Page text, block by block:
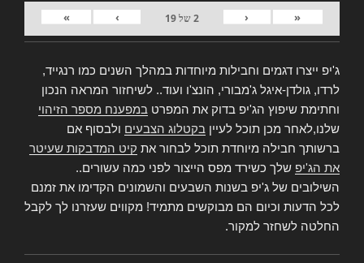
«
‹
2של19
›
»
ג'יפ ייצרו דגמים וחבילות מיוחדות במהלך השנים כמו רנגייד,
לרדו, גולדן-איגל ג'מבורי, הונצ'ו ועוד.. לשיחזור המראה הנכון
וחתימת שיפוץ הג'יפ בדוק את המפרט במפענח מספר הזיהוי
שלנו,לאחר מכן תוכל לעיין בקטלוג הצבעים ולבסוף אם
ברשותך חבילה מיוחדת תוכל לבחור את קיט המדבקות שעיטר
את הג'יפ שלך כשירד מפס הייצור לפני כמה עשורים..
השילובים של ג'יפ בשנות השבעים והשמונים הקדימו את זמנם
לכל הדעות וכיום הם מבוקשים מתמיד! מקווים שעזרנו לך לקבל
החלטה לשחזר למקור.